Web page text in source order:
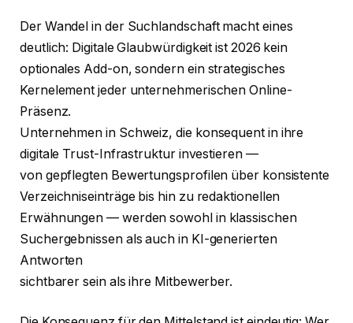
Der Wandel in der Suchlandschaft macht eines
deutlich: Digitale Glaubwürdigkeit ist 2026 kein
optionales Add-on, sondern ein strategisches
Kernelement jeder unternehmerischen Online-
Präsenz.
Unternehmen in Schweiz, die konsequent in ihre
digitale Trust-Infrastruktur investieren —
von gepflegten Bewertungsprofilen über konsistente
Verzeichniseinträge bis hin zu redaktionellen
Erwähnungen — werden sowohl in klassischen
Suchergebnissen als auch in KI-generierten
Antworten
sichtbarer sein als ihre Mitbewerber.